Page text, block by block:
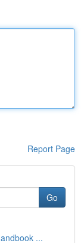
Report Page
Go
...